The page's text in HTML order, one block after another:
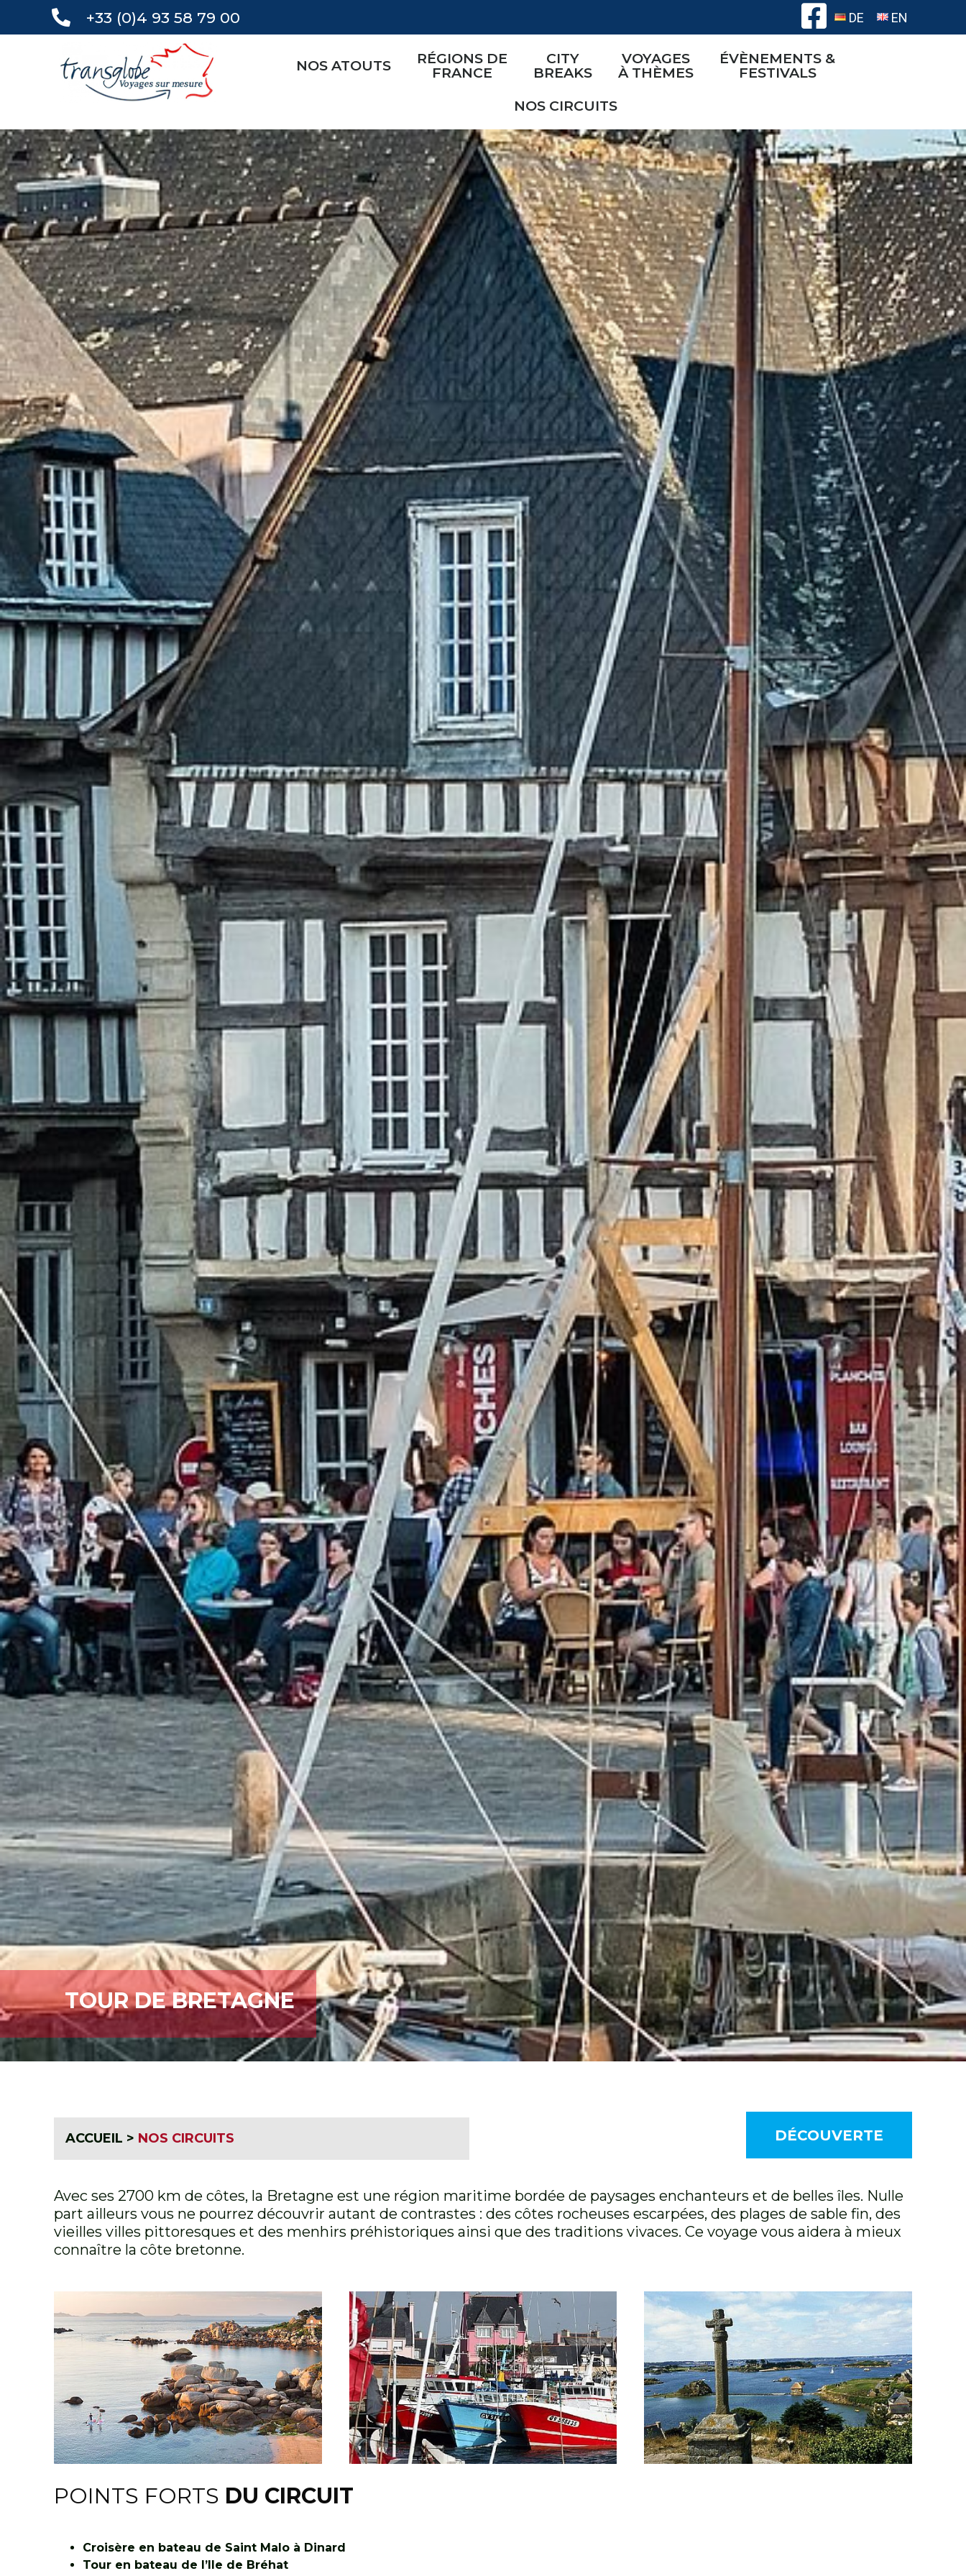
+33 (0)4 93 58 79 00 DE EN
NOS ATOUTS
RÉGIONS DE
FRANCE
CITY
BREAKS
VOYAGES
À THÈMES
ÉVÈNEMENTS &
FESTIVALS
NOS CIRCUITS
TOUR DE BRETAGNE
ACCUEIL > NOS CIRCUITS DÉCOUVERTE
Avec ses 2700 km de côtes, la Bretagne est une région maritime bordée de paysages enchanteurs et de belles îles. Nulle
part ailleurs vous ne pourrez découvrir autant de contrastes : des côtes rocheuses escarpées, des plages de sable fin, des
vieilles villes pittoresques et des menhirs préhistoriques ainsi que des traditions vivaces. Ce voyage vous aidera à mieux
connaître la côte bretonne.
POINTS FORTS DU CIRCUIT
Croisère en bateau de Saint Malo à Dinard
Tour en bateau de l’Ile de Bréhat